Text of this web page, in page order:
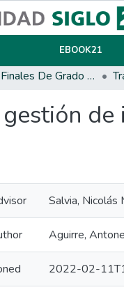
EBOOK21
Trabajos Finales De Grado Y Posgrado
Salvia, Nicolás
Aguirre,
2022-02-